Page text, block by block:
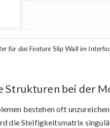
für das Feature Slip Wall im
Strukturen bei der
bestehen oft
die Steifigkeitsmatrix